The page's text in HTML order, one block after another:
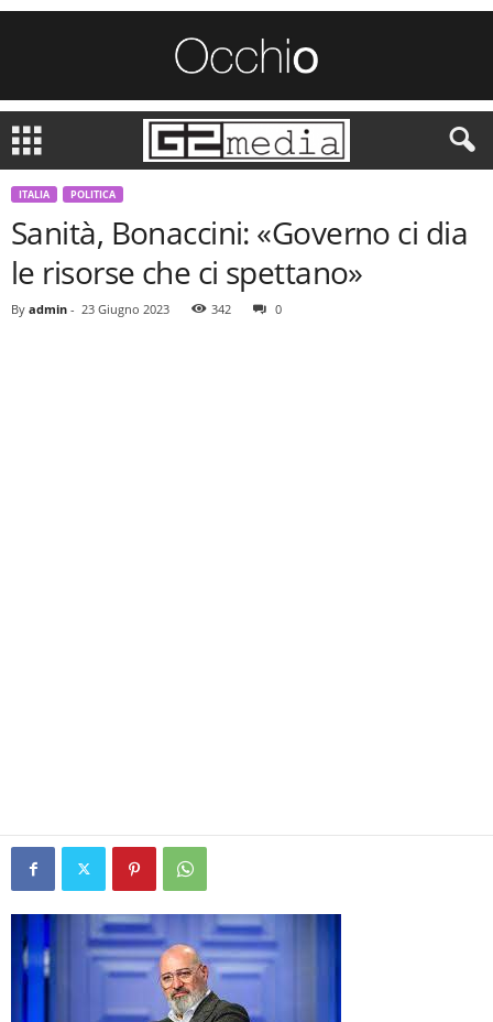
ITALIA POLITICA
Sanità, Bonaccini: «Governo ci dia
le risorse che ci spettano»
By admin - 23 Giugno 2023 342 0